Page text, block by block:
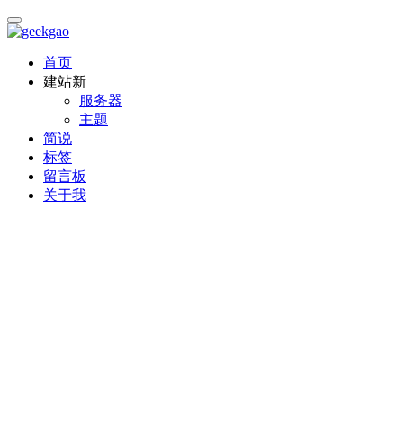
首页
建站新
服务器
主题
简说
标签
留言板
关于我